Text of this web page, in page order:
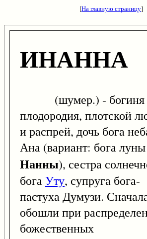
[На главную страницу]
ИНАННА
(шумер.) - богиня
плодородия, плотской
и распрей, дочь бога
Ана (вариант: бога луны
Нанны), сестра
богаУту, супруга бога-
пастуха Думузи.
обошли при
божественных